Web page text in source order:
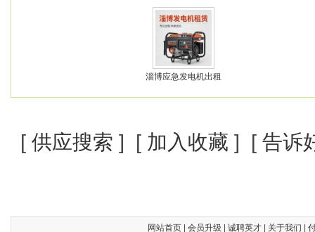
淄博应急发电机出租
[ 供应搜索 ] [ 加入收藏 ] [ 告诉
网站首页| 会员升级 诚聘英才| 关于我们